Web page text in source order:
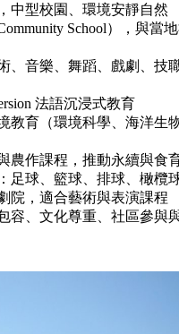
中型校園、環境安靜自然
School），與當
、音樂、舞蹈、戲劇、技
法語沉浸式教育
教育（環境科學、海洋生
農作課程，推動永續與食
足球、籃球、排球、橄欖
院，適合藝術與表演課程
容、文化尊重、社區參與